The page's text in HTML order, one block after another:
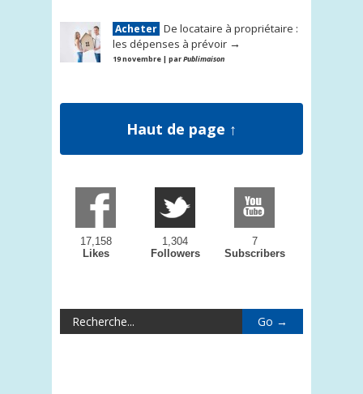
Acheter De locataire à propriétaire :
les dépenses à prévoir →
19 novembre | parPublimaison
Haut de page ↑
17,158
Likes
1,304
Followers
7
Subscribers